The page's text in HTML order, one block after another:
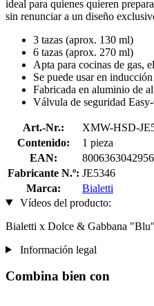
ideal para quienes quieren
sin renunciar a un diseño
3 tazas (aprox. 130 ml)
6 tazas (aprox. 270 ml)
Apta para cocinas de gas,
Se puede usar en
Fabricada en aluminio de
Válvula de seguridad
Art.-Nr.:
XMW-HSD-
Contenido:
1 pieza
EAN:
8006363042956
Fabricante N.º: JE5346
Marca:
Bialetti
Vídeos del producto:
Bialetti x Dolce & Gabbana "Blu"
Información legal
Combina bien con